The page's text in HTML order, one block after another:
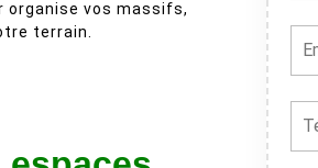
organise vos massifs,
terrain.